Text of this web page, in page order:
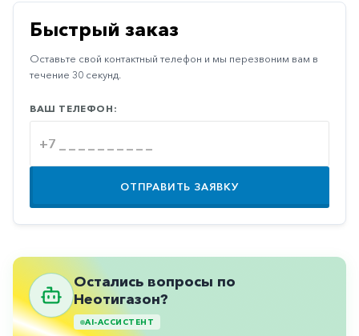
Противовирусные
Противовоспалительные
Противоопухолевые
Противоподагрические
Противорвотные
Противоэпилептические
Пульмонология
Сердечные
Сосудистые
Быстрый заказ
Оставьте свой контактный телефон и мы перезвоним вам в
течение 30 секунд.
ВАШ ТЕЛЕФОН:
ОТПРАВИТЬ ЗАЯВКУ
Остались вопросы по
Неотигазон?
AI-АССИСТЕНТ